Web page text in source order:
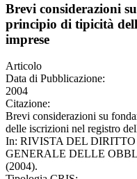
Brevi considerazioni
principio di tipicità
imprese
Articolo
Data di Pubblicazione:
2004
Citazione:
Brevi considerazioni su
delle iscrizioni nel registro
In: RIVISTA DEL
GENERALE DELLE
(2004).